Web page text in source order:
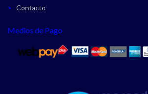
Contacto
Medios de Pago